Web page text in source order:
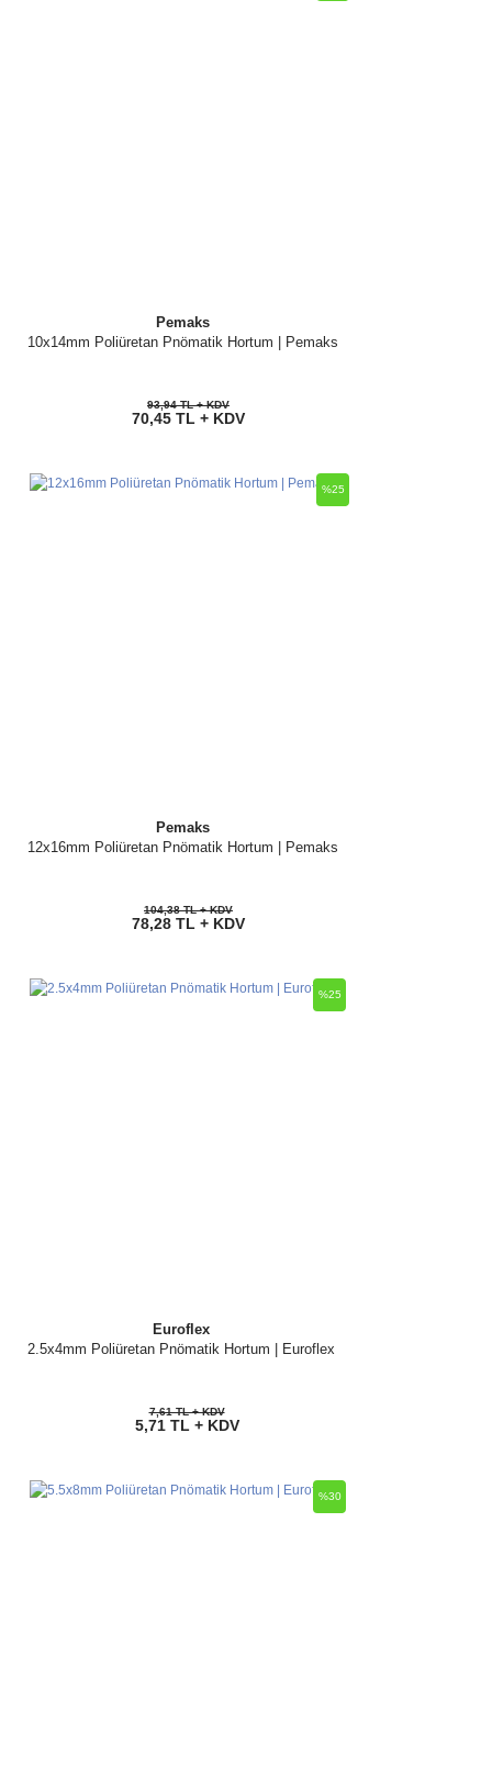
Pemaks
10x14mm Poliüretan Pnömatik Hortum | Pemaks
93,94 TL + KDV
70,45 TL + KDV
Pemaks
12x16mm Poliüretan Pnömatik Hortum | Pemaks
%25
104,38 TL + KDV
78,28 TL + KDV
Euroflex
2.5x4mm Poliüretan Pnömatik Hortum | Euroflex
%25
7,61 TL + KDV
5,71 TL + KDV
%30